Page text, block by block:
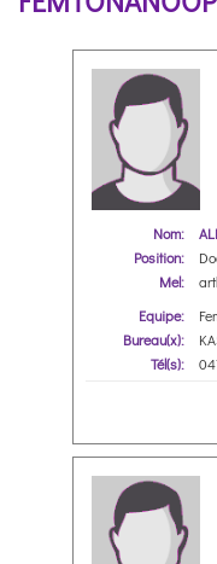
Nom:
Position:
Mel:
Equipe:
Bureau(x):
Tél(s):